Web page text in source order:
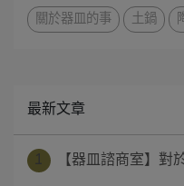
關於器皿的事 土鍋
最新文章
【器皿諮商室】